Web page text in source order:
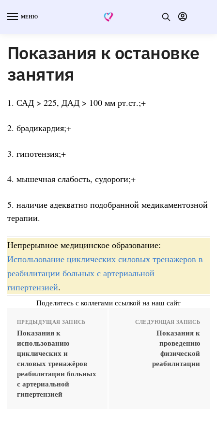
МЕНЮ
Показания к остановке
занятия
1. САД > 225, ДАД > 100 мм рт.ст.;+
2. брадикардия;+
3. гипотензия;+
4. мышечная слабость, судороги;+
5. наличие адекватно подобранной медикаментозной
терапии.
Непрерывное медицинское образование:
Использование циклических силовых тренажеров в
реабилитации больных с артериальной
гипертензией.
Поделитесь с коллегами ссылкой на наш сайт
ПРЕДЫДУЩАЯ ЗАПИСЬ
Показания к
использованию
циклических и
силовых тренажёров
реабилитации больных
с артериальной
гипертензией
СЛЕДУЮЩАЯ ЗАПИСЬ
Показания к
проведению
физической
реабилитации